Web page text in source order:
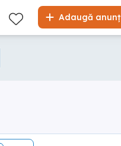
Adaugă anunț
Listă